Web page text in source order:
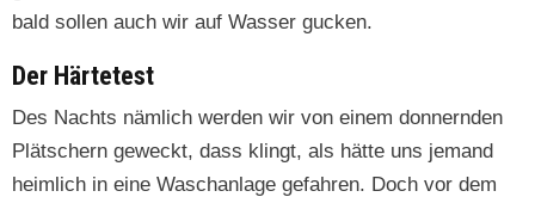
bald sollen auch wir auf Wass­er gucken.
Der Härtetest
Des Nachts näm­lich wer­den wir von einem don­nern­den
Plätsch­ern geweckt, dass klingt, als hätte uns jemand
heim­lich in eine Waschan­lage gefahren. Doch vor dem